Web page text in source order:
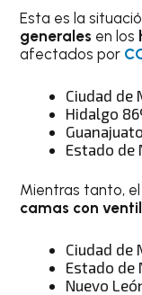
Esta es la
generales en los
afectados por
Ciudad de
Hidalgo
Estado de
Mientras tanto,
camas con
Ciudad de
Estado de
Nuevo